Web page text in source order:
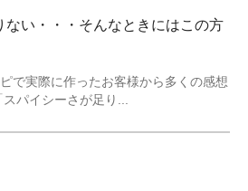
ない・・・そんなときにはこの方
で実際に作ったお客様から多くの感想
パイシーさが足り...